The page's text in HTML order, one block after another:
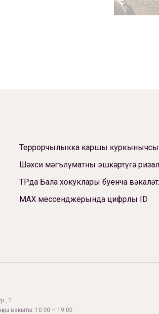
Террорчылыкка каршы
Шәхси мәгълүматны эшкәртүгә
ТРда Бала хокуклары буенча
МАХ мессенджерында цифрлы ID
1.
эш вакыты: 10:00 – 19:00.